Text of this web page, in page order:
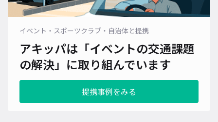
イベント・スポーツクラブ・自治体と提携
アキッパは「イベントの交通課題
の解決」に取り組んでいます
提携事例をみる